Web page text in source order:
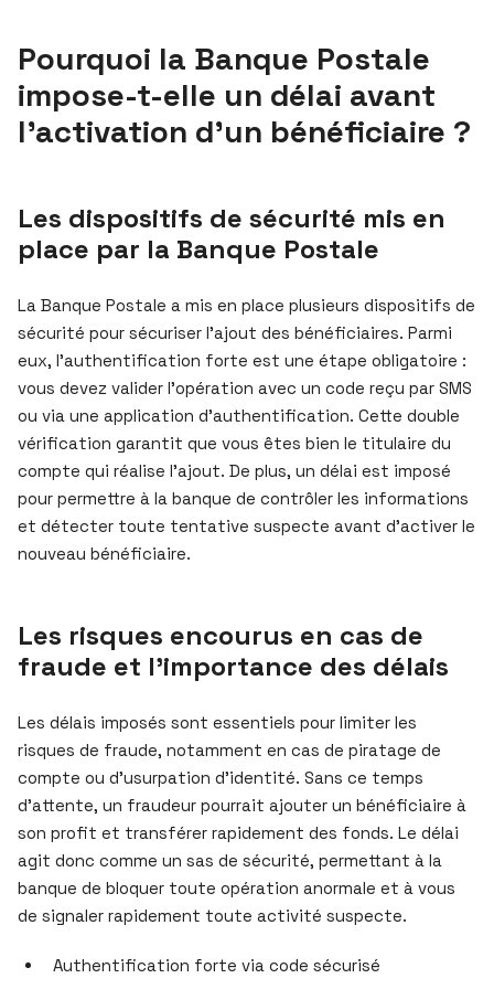
Pourquoi la Banque Postale
impose-t-elle un délai avant
l’activation d’un bénéficiaire ?
Les dispositifs de sécurité mis en
place par la Banque Postale
La Banque Postale a mis en place plusieurs dispositifs de
sécurité pour sécuriser l’ajout des bénéficiaires. Parmi
eux, l’authentification forte est une étape obligatoire :
vous devez valider l’opération avec un code reçu par SMS
ou via une application d’authentification. Cette double
vérification garantit que vous êtes bien le titulaire du
compte qui réalise l’ajout. De plus, un délai est imposé
pour permettre à la banque de contrôler les informations
et détecter toute tentative suspecte avant d’activer le
nouveau bénéficiaire.
Les risques encourus en cas de
fraude et l’importance des délais
Les délais imposés sont essentiels pour limiter les
risques de fraude, notamment en cas de piratage de
compte ou d’usurpation d’identité. Sans ce temps
d’attente, un fraudeur pourrait ajouter un bénéficiaire à
son profit et transférer rapidement des fonds. Le délai
agit donc comme un sas de sécurité, permettant à la
banque de bloquer toute opération anormale et à vous
de signaler rapidement toute activité suspecte.
Authentification forte via code sécurisé